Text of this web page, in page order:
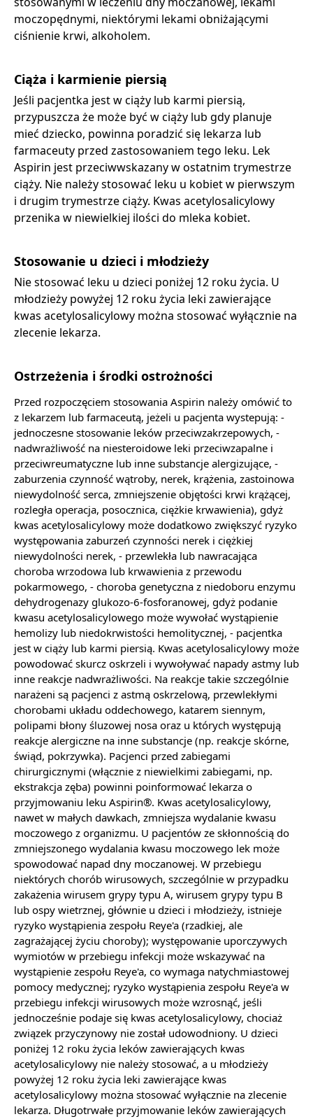
moczopędnymi, niektórymi lekami obniżającymi
ciśnienie krwi, alkoholem.
Ciąża i karmienie piersią
Jeśli pacjentka jest w ciąży lub karmi piersią,
przypuszcza że może być w ciąży lub gdy planuje
mieć dziecko, powinna poradzić się lekarza lub
farmaceuty przed zastosowaniem tego leku. Lek
Aspirin jest przeciwwskazany w ostatnim trymestrze
ciąży. Nie należy stosować leku u kobiet w pierwszym
i drugim trymestrze ciąży. Kwas acetylosalicylowy
przenika w niewielkiej ilości do mleka kobiet.
Stosowanie u dzieci i młodzieży
Nie stosować leku u dzieci poniżej 12 roku życia. U
młodzieży powyżej 12 roku życia leki zawierające
kwas acetylosalicylowy można stosować wyłącznie na
zlecenie lekarza.
Ostrzeżenia i środki ostrożności
Przed rozpoczęciem stosowania Aspirin należy omówić to
z lekarzem lub farmaceutą, jeżeli u pacjenta wystepują: -
jednoczesne stosowanie leków przeciwzakrzepowych, -
nadwrażliwość na niesteroidowe leki przeciwzapalne i
przeciwreumatyczne lub inne substancje alergizujące, -
zaburzenia czynność wątroby, nerek, krążenia, zastoinowa
niewydolność serca, zmniejszenie objętości krwi krążącej,
rozległa operacja, posocznica, ciężkie krwawienia), gdyż
kwas acetylosalicylowy może dodatkowo zwiększyć ryzyko
występowania zaburzeń czynności nerek i ciężkiej
niewydolności nerek, - przewlekła lub nawracająca
choroba wrzodowa lub krwawienia z przewodu
pokarmowego, - choroba genetyczna z niedoboru enzymu
dehydrogenazy glukozo-6-fosforanowej, gdyż podanie
kwasu acetylosalicylowego może wywołać wystąpienie
hemolizy lub niedokrwistości hemolitycznej, - pacjentka
jest w ciąży lub karmi piersią. Kwas acetylosalicylowy może
powodować skurcz oskrzeli i wywoływać napady astmy lub
inne reakcje nadwrażliwości. Na reakcje takie szczególnie
narażeni są pacjenci z astmą oskrzelową, przewlekłymi
chorobami układu oddechowego, katarem siennym,
polipami błony śluzowej nosa oraz u których występują
reakcje alergiczne na inne substancje (np. reakcje skórne,
świąd, pokrzywka). Pacjenci przed zabiegami
chirurgicznymi (włącznie z niewielkimi zabiegami, np.
ekstrakcja zęba) powinni poinformować lekarza o
przyjmowaniu leku Aspirin®. Kwas acetylosalicylowy,
nawet w małych dawkach, zmniejsza wydalanie kwasu
moczowego z organizmu. U pacjentów ze skłonnością do
zmniejszonego wydalania kwasu moczowego lek może
spowodować napad dny moczanowej. W przebiegu
niektórych chorób wirusowych, szczególnie w przypadku
zakażenia wirusem grypy typu A, wirusem grypy typu B
lub ospy wietrznej, głównie u dzieci i młodzieży, istnieje
ryzyko wystąpienia zespołu Reye'a (rzadkiej, ale
zagrażającej życiu choroby); występowanie uporczywych
wymiotów w przebiegu infekcji może wskazywać na
wystąpienie zespołu Reye'a, co wymaga natychmiastowej
pomocy medycznej; ryzyko wystąpienia zespołu Reye'a w
przebiegu infekcji wirusowych może wzrosnąć, jeśli
jednocześnie podaje się kwas acetylosalicylowy, chociaż
związek przyczynowy nie został udowodniony. U dzieci
poniżej 12 roku życia leków zawierających kwas
acetylosalicylowy nie należy stosować, a u młodzieży
powyżej 12 roku życia leki zawierające kwas
acetylosalicylowy można stosować wyłącznie na zlecenie
lekarza. Długotrwałe przyjmowanie leków zawierających